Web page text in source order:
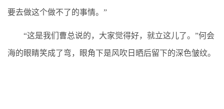
要去做这个做不了的事情。”
“这是我们曹总说的，大家觉得好，就立这儿了。”何会
海的眼睛笑成了弯，眼角下是风吹日晒后留下的深色皱纹。